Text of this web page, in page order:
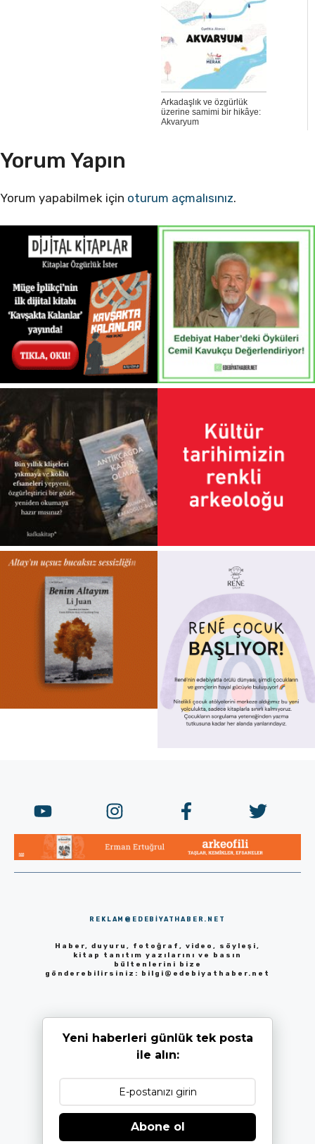
Arkadaşlık ve özgürlük
üzerine samimi bir hikâye:
Akvaryum
Yorum Yapın
Yorum yapabilmek için oturum açmalısınız.
REKLAM@EDEBIYATHABER.NET
Haber, duyuru, fotoğraf, video, söyleşi,
kitap tanıtım yazılarını ve basın
bültenlerini bize
gönderebilirsiniz: bilgi@edebiyathaber.net
Yeni haberleri günlük tek posta
ile alın:
Abone ol